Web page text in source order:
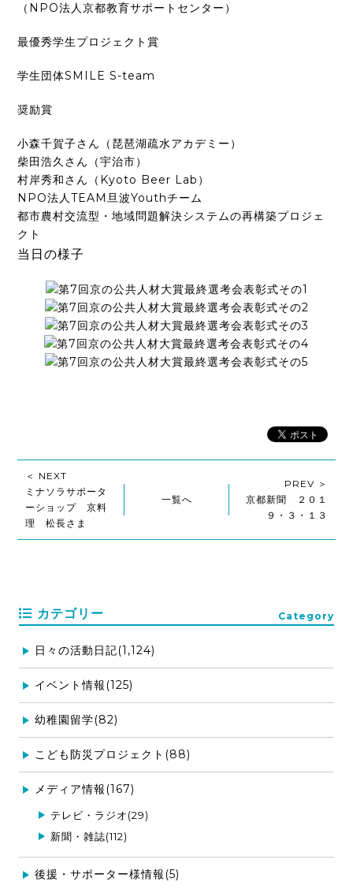
（NPO法人京都教育サポートセンター）
最優秀学生プロジェクト賞
学生団体SMILE S-team
奨励賞
小森千賀子さん（琵琶湖疏水アカデミー）
柴田浩久さん（宇治市）
村岸秀和さん（Kyoto Beer Lab）
NPO法人TEAM旦波Youthチーム
都市農村交流型・地域問題解決システムの再構築プロジェ
クト
当日の様子
＜ NEXT
ミナソラサポータ
ーショップ 京料
理 松長さま
一覧へ
PREV ＞
京都新聞 ２０１
９・３・１３
カテゴリー Category
日々の活動日記(1,124)
イベント情報(125)
幼稚園留学(82)
こども防災プロジェクト(88)
メディア情報(167)
テレビ・ラジオ(29)
新聞・雑誌(112)
後援・サポーター様情報(5)